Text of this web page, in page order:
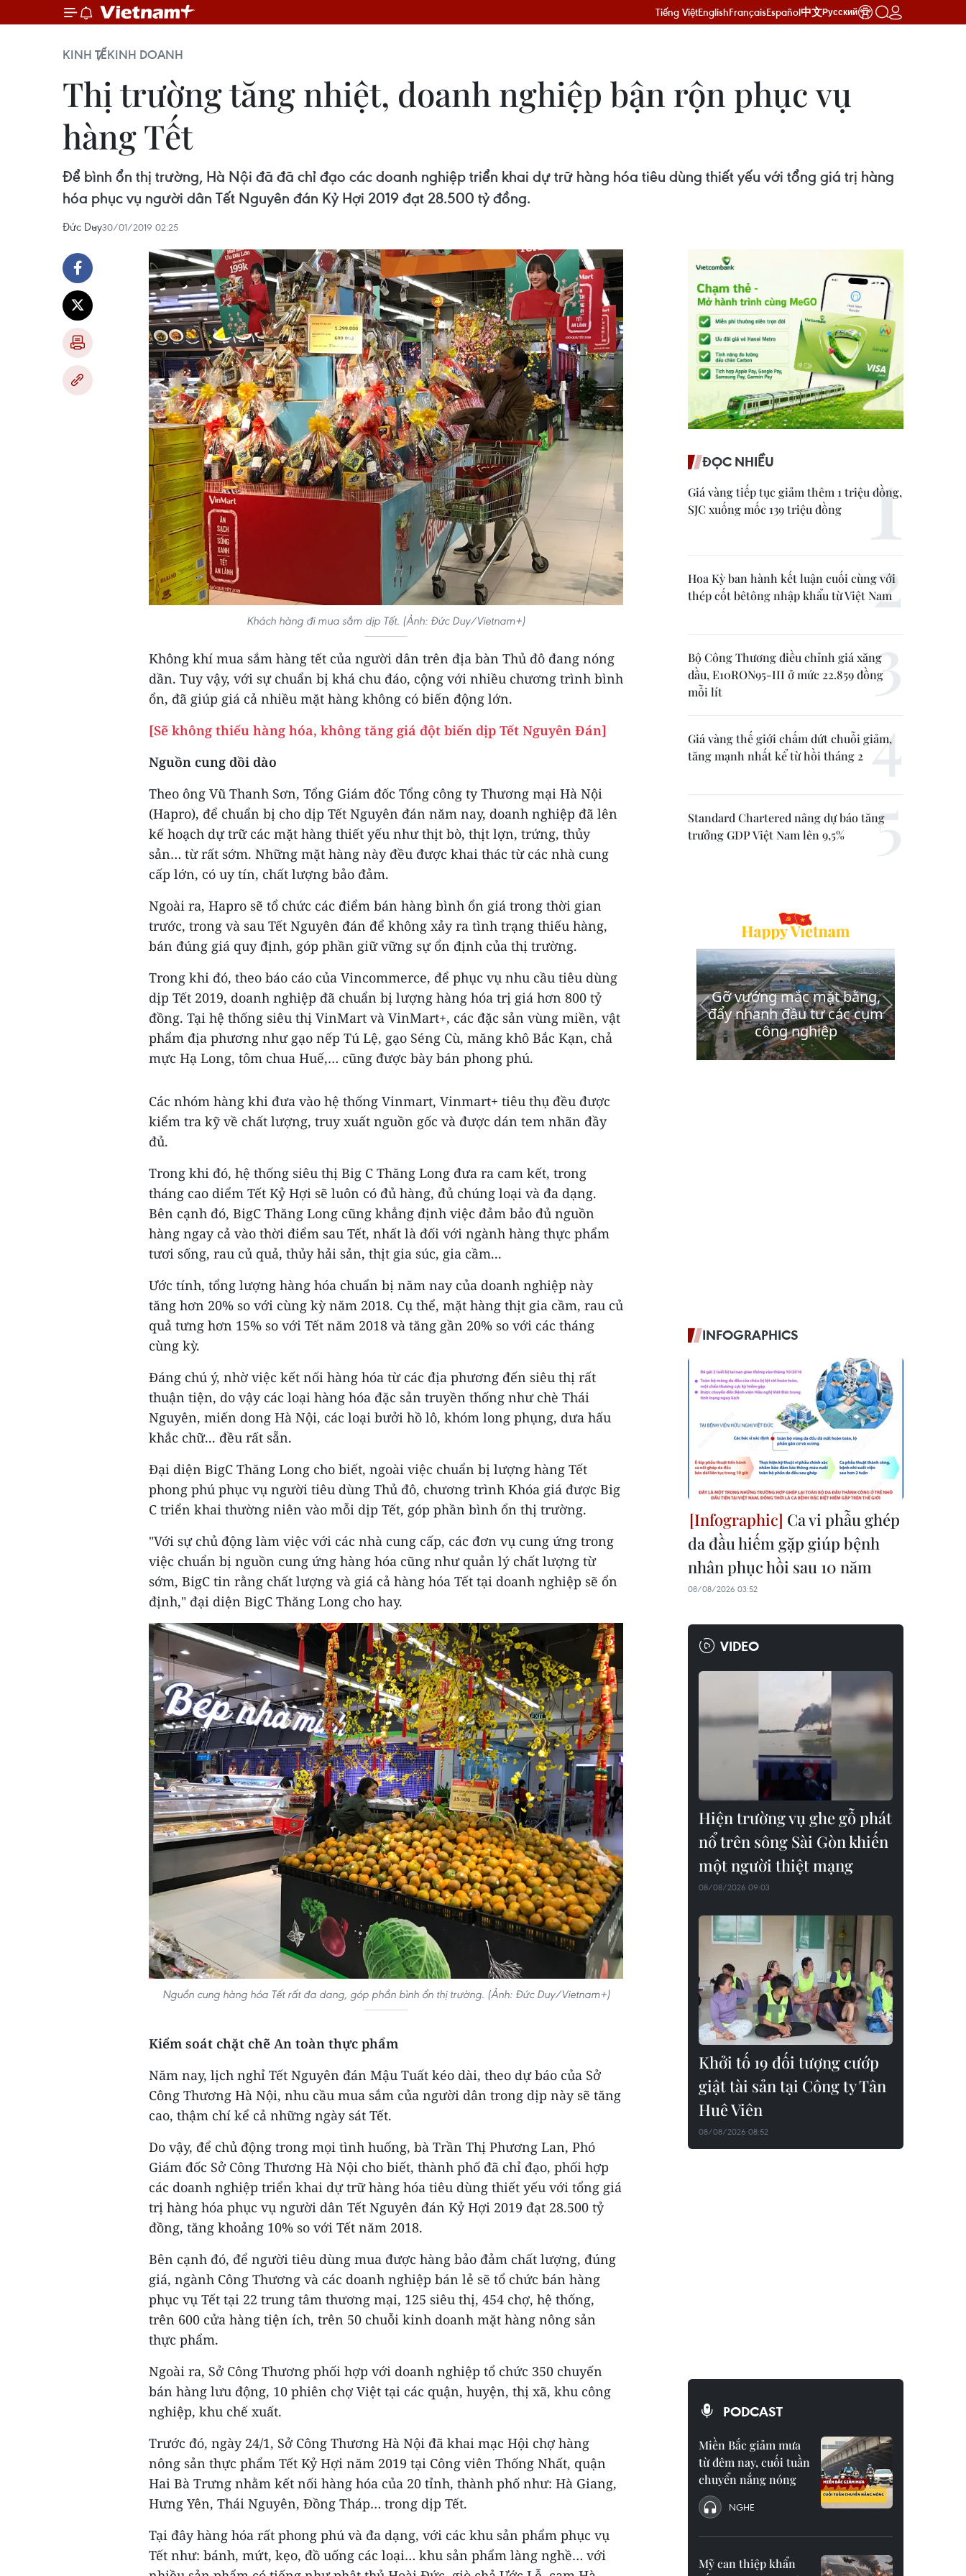
Tiếng ViệtEnglishFrançaisEspañol中文Русский
KINH TẾKINH DOANH
Thị trường tăng nhiệt, doanh nghiệp bận rộn phục vụ
hàng Tết
Để bình ổn thị trường, Hà Nội đã đã chỉ đạo các doanh nghiệp triển khai dự trữ hàng hóa tiêu dùng thiết yếu với tổng giá trị hàng
hóa phục vụ người dân Tết Nguyên đán Kỷ Hợi 2019 đạt 28.500 tỷ đồng.
Đức Duy30/01/2019 02:25
Khách hàng đi mua sắm dịp Tết. (Ảnh: Đức Duy/Vietnam+)
Không khí mua sắm hàng tết của người dân trên địa bàn Thủ đô đang nóng
dần. Tuy vậy, với sự chuẩn bị khá chu đáo, cộng với nhiều chương trình bình
ổn, đã giúp giá cả nhiều mặt hàng không có biến động lớn.
[Sẽ không thiếu hàng hóa, không tăng giá đột biến dịp Tết Nguyên Đán]
Nguồn cung dồi dào
Theo ông Vũ Thanh Sơn, Tổng Giám đốc Tổng công ty Thương mại Hà Nội
(Hapro), để chuẩn bị cho dịp Tết Nguyên đán năm nay, doanh nghiệp đã lên
kế hoạch dự trữ các mặt hàng thiết yếu như thịt bò, thịt lợn, trứng, thủy
sản… từ rất sớm. Những mặt hàng này đều được khai thác từ các nhà cung
cấp lớn, có uy tín, chất lượng bảo đảm.
Ngoài ra, Hapro sẽ tổ chức các điểm bán hàng bình ổn giá trong thời gian
trước, trong và sau Tết Nguyên đán để không xảy ra tình trạng thiếu hàng,
bán đúng giá quy định, góp phần giữ vững sự ổn định của thị trường.
Trong khi đó, theo báo cáo của Vincommerce, để phục vụ nhu cầu tiêu dùng
dịp Tết 2019, doanh nghiệp đã chuẩn bị lượng hàng hóa trị giá hơn 800 tỷ
đồng. Tại hệ thống siêu thị VinMart và VinMart+, các đặc sản vùng miền, vật
phẩm địa phương như gạo nếp Tú Lệ, gạo Séng Cù, măng khô Bắc Kạn, chả
mực Hạ Long, tôm chua Huế,… cũng được bày bán phong phú.
Các nhóm hàng khi đưa vào hệ thống Vinmart, Vinmart+ tiêu thụ đều được
kiểm tra kỹ về chất lượng, truy xuất nguồn gốc và được dán tem nhãn đầy
đủ.
Trong khi đó, hệ thống siêu thị Big C Thăng Long đưa ra cam kết, trong
tháng cao diểm Tết Kỷ Hợi sẽ luôn có đủ hàng, đủ chúng loại và đa dạng.
Bên cạnh đó, BigC Thăng Long cũng khẳng định việc đảm bảo đủ nguồn
hàng ngay cả vào thời điểm sau Tết, nhất là đối với ngành hàng thực phẩm
tươi sống, rau củ quả, thủy hải sản, thịt gia súc, gia cầm...
Ước tính, tổng lượng hàng hóa chuẩn bị năm nay của doanh nghiệp này
tăng hơn 20% so với cùng kỳ năm 2018. Cụ thể, mặt hàng thịt gia cầm, rau củ
quả tưng hơn 15% so với Tết năm 2018 và tăng gần 20% so với các tháng
cùng kỳ.
Đáng chú ý, nhờ việc kết nối hàng hóa từ các địa phương đến siêu thị rất
thuận tiện, do vậy các loại hàng hóa đặc sản truyền thống như chè Thái
Nguyên, miến dong Hà Nội, các loại bưởi hồ lô, khóm long phụng, dưa hấu
khắc chữ... đều rất sẵn.
Đại diện BigC Thăng Long cho biết, ngoài việc chuẩn bị lượng hàng Tết
phong phú phục vụ người tiêu dùng Thủ đô, chương trình Khóa giá được Big
C triển khai thường niên vào mỗi dịp Tết, góp phần bình ổn thị trường.
"Với sự chủ động làm việc với các nhà cung cấp, các đơn vụ cung ứng trong
việc chuẩn bị nguồn cung ứng hàng hóa cũng như quản lý chất lượng từ
sớm, BigC tin rằng chất lượng và giá cả hàng hóa Tết tại doanh nghiệp sẽ ổn
định," đại diện BigC Thăng Long cho hay.
Nguồn cung hàng hóa Tết rất đa dang, góp phần bình ổn thị trường. (Ảnh: Đức Duy/Vietnam+)
Kiểm soát chặt chẽ An toàn thực phẩm
Năm nay, lịch nghỉ Tết Nguyên đán Mậu Tuất kéo dài, theo dự báo của Sở
Công Thương Hà Nội, nhu cầu mua sắm của người dân trong dịp này sẽ tăng
cao, thậm chí kể cả những ngày sát Tết.
Do vậy, để chủ động trong mọi tình huống, bà Trần Thị Phương Lan, Phó
Giám đốc Sở Công Thương Hà Nội cho biết, thành phố đã chỉ đạo, phối hợp
các doanh nghiệp triển khai dự trữ hàng hóa tiêu dùng thiết yếu với tổng giá
trị hàng hóa phục vụ người dân Tết Nguyên đán Kỷ Hợi 2019 đạt 28.500 tỷ
đồng, tăng khoảng 10% so với Tết năm 2018.
Bên cạnh đó, để người tiêu dùng mua được hàng bảo đảm chất lượng, đúng
giá, ngành Công Thương và các doanh nghiệp bán lẻ sẽ tổ chức bán hàng
phục vụ Tết tại 22 trung tâm thương mại, 125 siêu thị, 454 chợ, hệ thống,
trên 600 cửa hàng tiện ích, trên 50 chuỗi kinh doanh mặt hàng nông sản
thực phẩm.
Ngoài ra, Sở Công Thương phối hợp với doanh nghiệp tổ chức 350 chuyến
bán hàng lưu động, 10 phiên chợ Việt tại các quận, huyện, thị xã, khu công
nghiệp, khu chế xuất.
Trước đó, ngày 24/1, Sở Công Thương Hà Nội đã khai mạc Hội chợ hàng
nông sản thực phẩm Tết Kỷ Hợi năm 2019 tại Công viên Thống Nhất, quận
Hai Bà Trưng nhằm kết nối hàng hóa của 20 tỉnh, thành phố như: Hà Giang,
Hưng Yên, Thái Nguyên, Đồng Tháp… trong dịp Tết.
Tại đây hàng hóa rất phong phú và đa dạng, với các khu sản phẩm phục vụ
Tết như: bánh, mứt, kẹo, đồ uống các loại… khu sản phẩm làng nghề… với
ĐỌC NHIỀU
Giá vàng tiếp tục giảm thêm 1 triệu đồng,
SJC xuống mốc 139 triệu đồng
Hoa Kỳ ban hành kết luận cuối cùng với
thép cốt bêtông nhập khẩu từ Việt Nam
Bộ Công Thương điều chỉnh giá xăng
dầu, E10RON95-III ở mức 22.859 đồng
mỗi lít
Giá vàng thế giới chấm dứt chuỗi giảm,
tăng mạnh nhất kể từ hồi tháng 2
Standard Chartered nâng dự báo tăng
trưởng GDP Việt Nam lên 9,5%
INFOGRAPHICS
Ca vi phẫu ghép
da đầu hiếm gặp giúp bệnh
nhân phục hồi sau 10 năm
08/08/2026 03:52
VIDEO
Hiện trường vụ ghe gỗ phát
nổ trên sông Sài Gòn khiến
một người thiệt mạng
08/08/2026 09:03
Khởi tố 19 đối tượng cướp
giật tài sản tại Công ty Tân
Huê Viên
08/08/2026 08:52
PODCAST
Miền Bắc giảm mưa
từ đêm nay, cuối tuần
chuyển nắng nóng
NGHE
Mỹ can thiệp khẩn